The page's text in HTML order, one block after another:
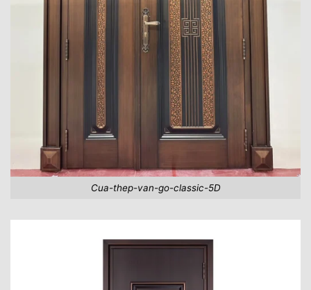
Cua-thep-van-go-classic-5D